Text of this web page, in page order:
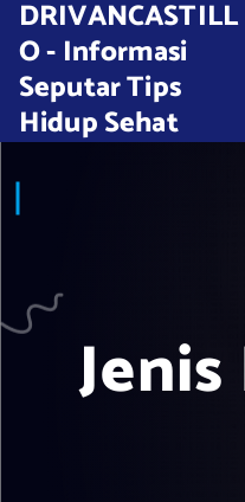
n
DRIVANCASTILL
O - Informasi
Seputar Tips
Hidup Sehat